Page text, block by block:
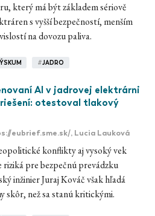
který má být základem sériově
s vyšší bezpečností, menším
na dovozu paliva.
#JADRO
AI v jadrovej elektrárni
otestoval tlakový
eubrief.sme.sk/, Lucia Lauková
konflikty aj vysoký vek
pre bezpečnú prevádzku
inžinier Juraj Kováč však hľadá
skôr, než sa stanú kritickými.